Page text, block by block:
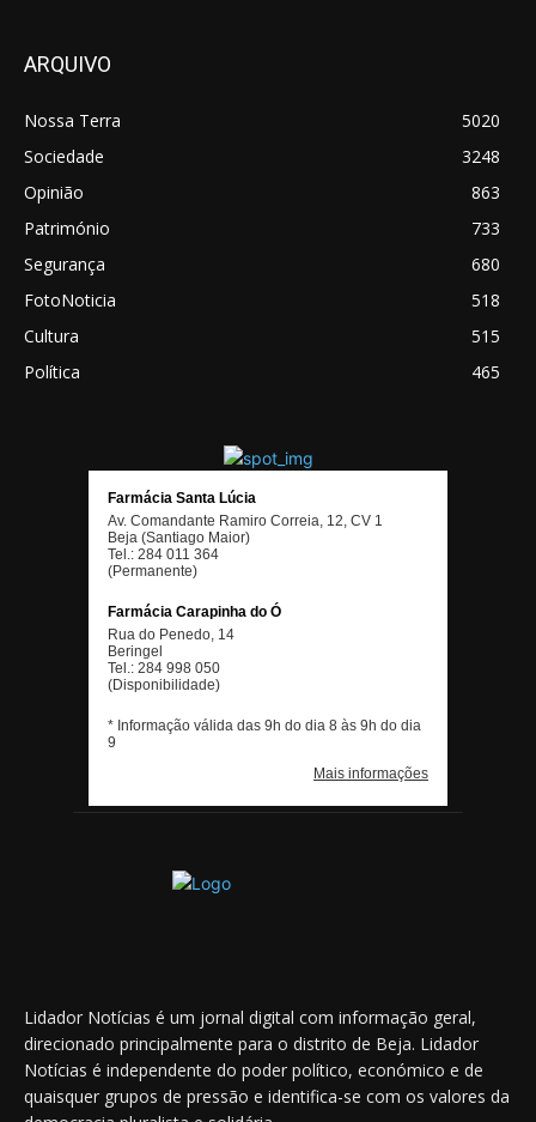
ARQUIVO
Nossa Terra
5020
Sociedade
3248
Opinião
863
Património
733
Segurança
680
FotoNoticia
518
Cultura
515
Política
465
Lidador Notícias é um jornal digital com informação geral,
direcionado principalmente para o distrito de Beja. Lidador
Notícias é independente do poder político, económico e de
quaisquer grupos de pressão e identifica-se com os valores da